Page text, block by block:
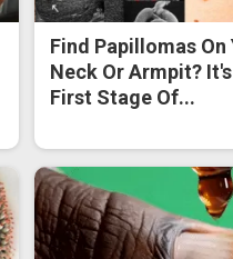
Find Papillomas On
Neck Or Armpit?
First Stage Of...